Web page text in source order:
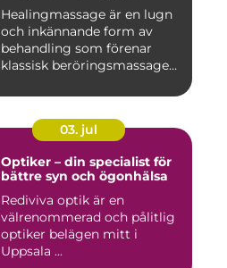
Healingmassage är en lugn
och inkännande form av
behandling som förenar
klassisk beröringsmassage
03. jul
Optiker – din specialist för
bättre syn och ögonhälsa
Rediviva optik är en
välrenommerad och pålitlig
optiker belägen mitt i
Uppsala ...